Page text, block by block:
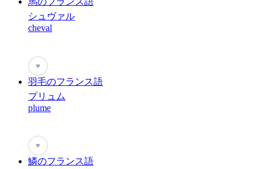
シュヴァル
cheval
♥
羽毛のフランス語
プリュム
plume
♥
鱗のフランス語